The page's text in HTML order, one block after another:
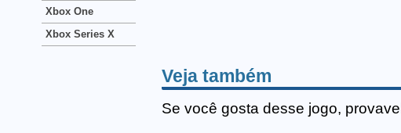
Veja também
Se você gosta desse jogo,
Xbox One
Xbox Series X